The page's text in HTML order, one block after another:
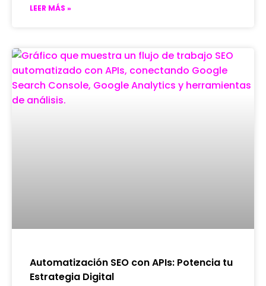
LEER MÁS »
Automatización SEO con APIs: Potencia tu
Estrategia Digital